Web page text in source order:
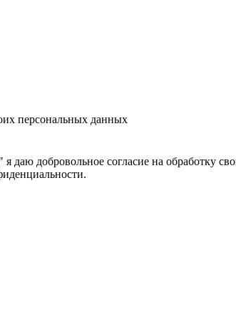
персональных данных
даю добровольное согласие на обработку